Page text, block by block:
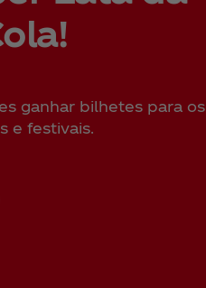
ganhar bilhetes para os
e festivais.